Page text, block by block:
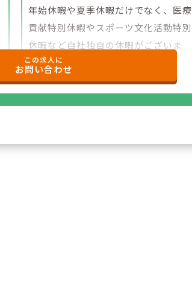
年始休暇や夏季休暇だけでなく、医療
貢献特別休暇やスポーツ文化活動特別
休暇など自社独自の休暇がございま
す。
この求人に
お問い合わせ